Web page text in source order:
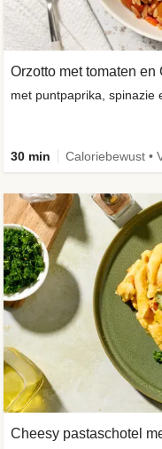
Orzotto met tomaten en
met puntpaprika, spinazie
30 min
Cheesy pastaschotel